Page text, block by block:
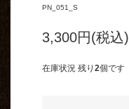
PN_051_S
3,300円(税込)
在庫状況 残り 2個です